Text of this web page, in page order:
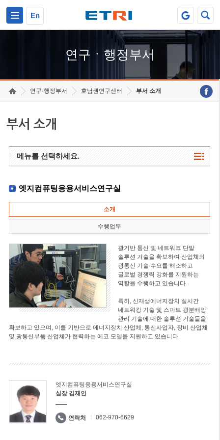
En
연구ㆍ행정부서
연구·행정부서 호남권연구센터 부서 소개
부서 소개
메뉴를 선택하세요.
엣지컴퓨팅응용서비스연구실
소개
수행업무
광기반 통신 및 네트워크 단말
솔루션 기술을 확보하여 산업체의
광통신 기술 수요를 해소하고
글로벌 경쟁력 강화를 지원하는
역할을 수행하고 있습니다.
특히, 신재생에너지장치 실시간
네트워킹 기술 및 스마트 광분배망
관리 기술에 대한 솔루션 기술들을
확보하고 있으며, 이를 기반으로 에너지장치 산업체, 통신사업자, 장비 산업체
및 광통신부품 산업체가 협력하는 에코 모델을 지원하고 있습니다.
엣지컴퓨팅응용서비스연구실
실장 김재인
연락처 062-970-6629